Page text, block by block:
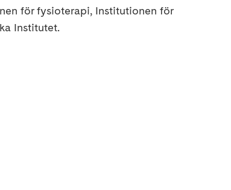
för fysioterapi, Institutionen för
Institutet.